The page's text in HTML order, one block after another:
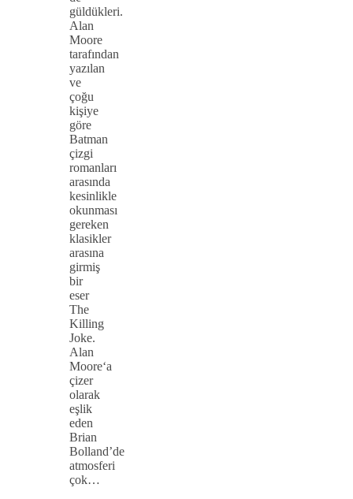
güldükleri.
Alan
Moore
tarafından
yazılan
ve
çoğu
kişiye
göre
Batman
çizgi
romanları
arasında
kesinlikle
okunması
gereken
klasikler
arasına
girmiş
bir
eser
The
Killing
Joke.
Alan
Moore‘a
çizer
olarak
eşlik
eden
Brian
Bolland’de
atmosferi
çok…